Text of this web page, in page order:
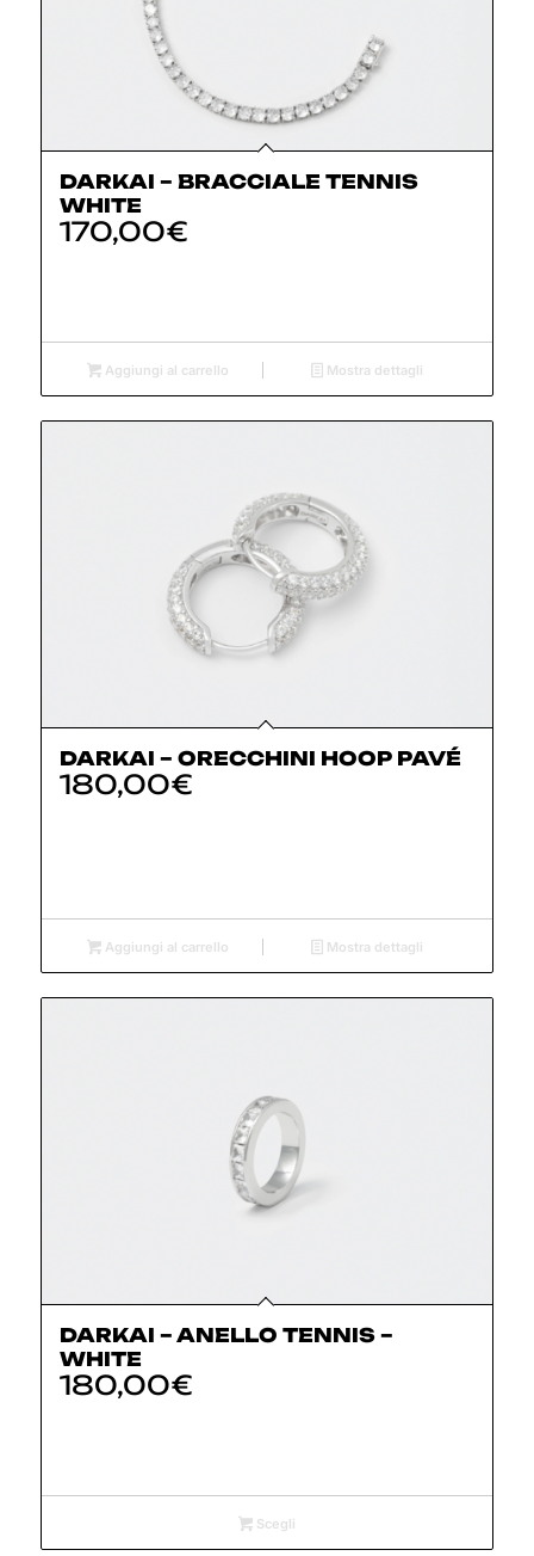
DARKAI – BRACCIALE TENNIS
WHITE
170,00€
Aggiungi al carrello Mostra dettagli
DARKAI – ORECCHINI HOOP PAVÉ
180,00€
Aggiungi al carrello Mostra dettagli
DARKAI – ANELLO TENNIS –
WHITE
180,00€
Scegli